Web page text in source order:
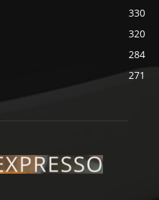
330
320
284
271